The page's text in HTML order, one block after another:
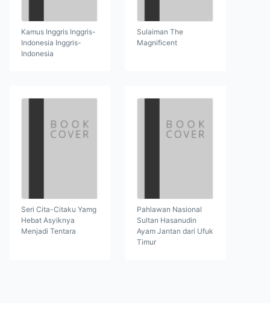
Kamus Inggris Inggris-
Indonesia Inggris-
Indonesia
Sulaiman The
Magnificent
Seri Cita-Citaku Yamg
Hebat Asyiknya
Menjadi Tentara
Pahlawan Nasional
Sultan Hasanudin
Ayam Jantan dari Ufuk
Timur